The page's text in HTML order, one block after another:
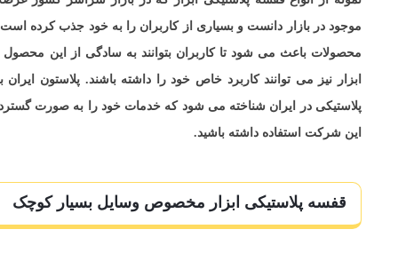
موجود در بازار دانست و بسیاری از کاربران را به خود جذب کرده
محصولات باعث می شود تا کاربران بتوانند به سادگی از این
ابزار نیز می توانند کاربرد خاص خود را داشته باشند. پلاستون
پلاستیکی در ایران شناخته می شود که خدمات خود را به صورت
این شرکت استفاده داشته باشید.
قفسه پلاستیکی ابزار مخصوص وسایل بسیار کوچک